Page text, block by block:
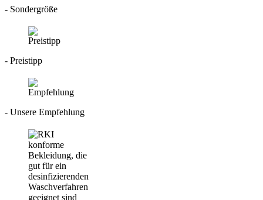
- Sondergröße
- Preistipp
- Unsere Empfehlung